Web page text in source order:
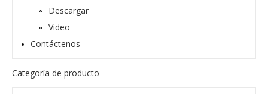
Descargar
Video
Contáctenos
Categoría de producto